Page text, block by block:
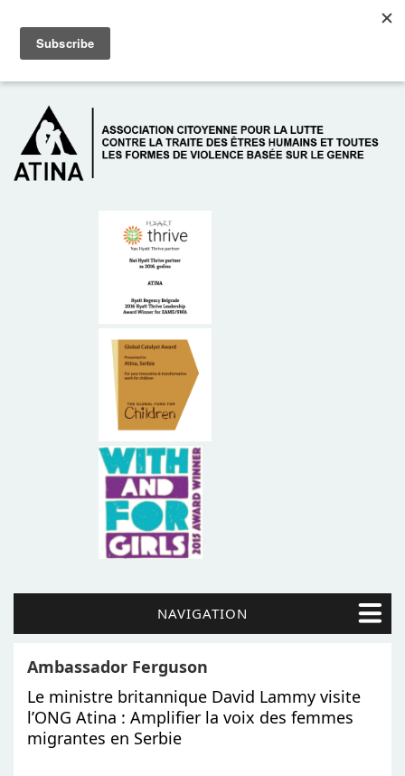
À PROPOS DE NOUS
NAVIGATION
Ambassador Ferguson
Le ministre britannique David Lammy visite
l’ONG Atina : Amplifier la voix des femmes
migrantes en Serbie